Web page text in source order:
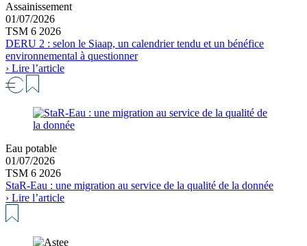
Assainissement
01/07/2026
TSM 6 2026
DERU 2 : selon le Siaap, un calendrier tendu et un bénéfice
environnemental à questionner
› Lire l’article
Eau potable
01/07/2026
TSM 6 2026
StaR-Eau : une migration au service de la qualité de la donnée
› Lire l’article